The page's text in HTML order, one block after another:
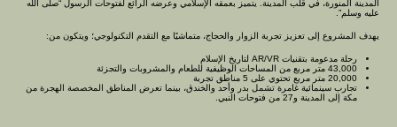
المدينة المنورة، في قلب المدينة. يتميز بعمقه الإسلامي وعرضه الرائع لفتوحات الرسول “صلى الله
عليه وسلم”.
يهدف المشروع إلى تعزيز تجربة الزوار والحجاج، متماشيًا مع التقدم التكنولوجي؛ ويتكون من:
رحلة مدعومة بتقنيات AR/VR لتاريخ الإسلام
43,000 متر مربع من المساحات الوظيفية للطعام والمشروبات والتجزئة
20,000 متر مربع تحتوي على 5 مناطق تجربة
تجارب سينمائية غامرة تشمل بدر وأحد والخندق، بينما تعرض المناطق المخصصة الهجرة من
مكة إلى المدينة و27 من فتوحات النبي.